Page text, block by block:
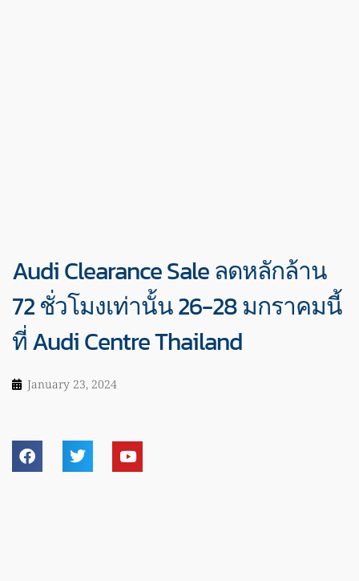
Audi Clearance Sale ลดหลักล้าน
72 ชั่วโมงเท่านั้น 26-28 มกราคมนี้
ที่ Audi Centre Thailand
January 23, 2024